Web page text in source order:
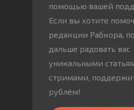
помощью вашей
Если вы хотите
редакции Рабкора,
дальше радовать вас
уникальными
стримами,
рублём!